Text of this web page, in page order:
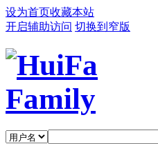
设为首页收藏本站
开启辅助访问 切换到窄版